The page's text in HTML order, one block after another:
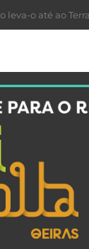
leva-o até ao